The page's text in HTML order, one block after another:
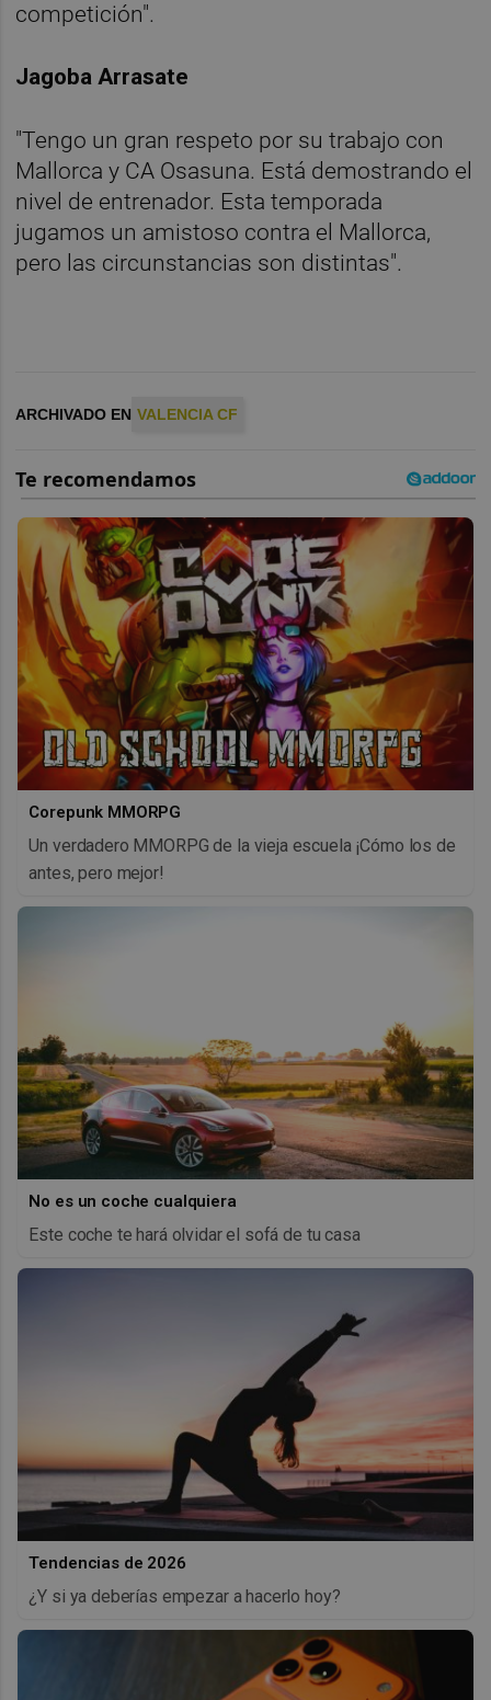
competición".
Jagoba Arrasate
"Tengo un gran respeto por su trabajo con
Mallorca y CA Osasuna. Está demostrando el
nivel de entrenador. Esta temporada
jugamos un amistoso contra el Mallorca,
pero las circunstancias son distintas".
ARCHIVADO EN VALENCIA CF
Corepunk MMORPG
Un verdadero MMORPG de la vieja escuela ¡Cómo los de
antes, pero mejor!
No es un coche cualquiera
Este coche te hará olvidar el sofá de tu casa
Tendencias de 2026
¿Y si ya deberías empezar a hacerlo hoy?